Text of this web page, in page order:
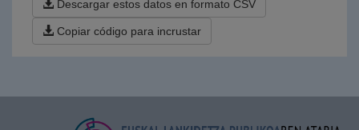
Descargar estos datos en formato CSV
Copiar código para incrustar